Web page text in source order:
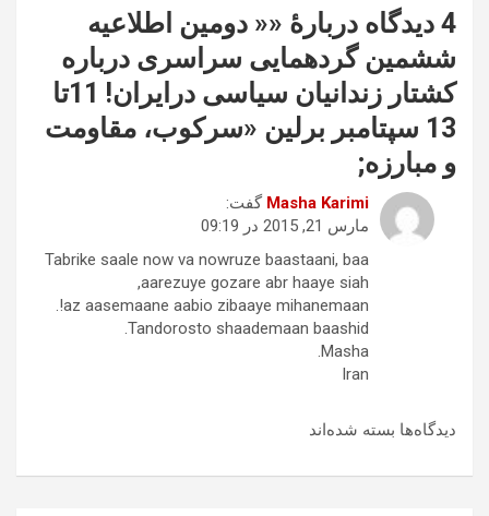
4 دیدگاه دربارهٔ «
« دومین اطلاعیه
ششمین گردهمایی سراسری درباره
کشتار زندانیان سیاسی درایران! 11تا
13 سپتامبر برلین «سرکوب، مقاومت
و مبارزه;
Masha Karimi گفت:
مارس 21, 2015 در 09:19
Tabrike saale now va nowruze baastaani, baa
aarezuye gozare abr haaye siah,
az aasemaane aabio zibaaye mihanemaan!.
Tandorosto shaademaan baashid.
Masha.
Iran
دیدگاه‌ها بسته شده‌اند